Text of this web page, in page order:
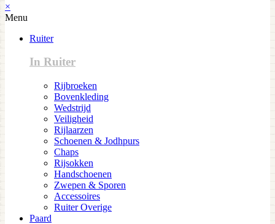
×
Menu
Ruiter
In Ruiter
Rijbroeken
Bovenkleding
Wedstrijd
Veiligheid
Rijlaarzen
Schoenen & Jodhpurs
Chaps
Rijsokken
Handschoenen
Zwepen & Sporen
Accessoires
Ruiter Overige
Paard